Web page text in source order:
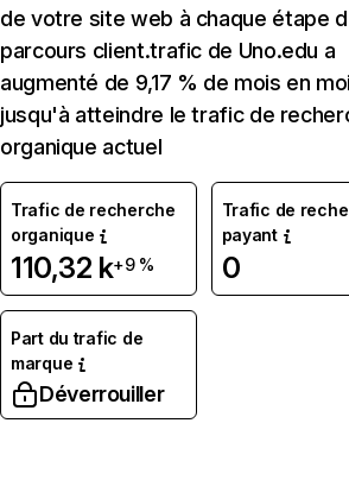
de votre site web à chaque étape
parcours client.trafic de Uno.edu a
augmenté de 9,17 % de mois en
jusqu'à atteindre le trafic de
organique actuel
Trafic de recherche
organique
110,32 k+9 %
Trafic de
payant
0
Part du trafic de
marque
Déverrouiller